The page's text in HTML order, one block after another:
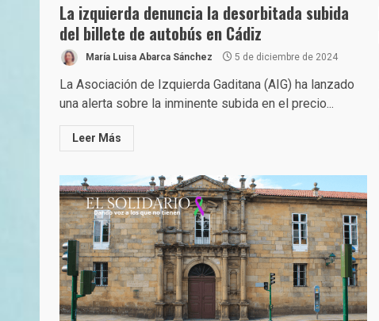
La izquierda denuncia la desorbitada subida
del billete de autobús en Cádiz
María Luisa Abarca Sánchez 5 de diciembre de 2024
La Asociación de Izquierda Gaditana (AIG) ha lanzado
una alerta sobre la inminente subida en el precio...
Leer Más